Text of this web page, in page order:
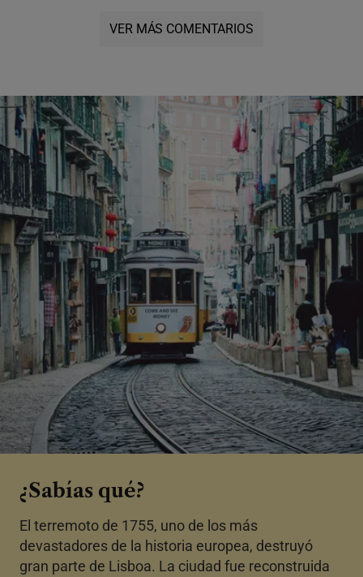
VER MÁS COMENTARIOS
¿Sabías qué?
El terremoto de 1755, uno de los más
devastadores de la historia europea, destruyó
gran parte de Lisboa. La ciudad fue reconstruida